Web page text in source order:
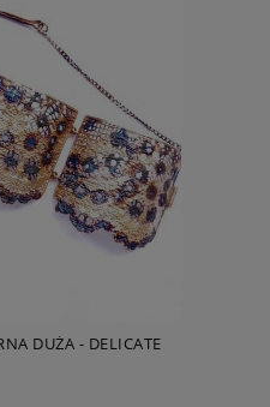
DUŻA - DELICATE